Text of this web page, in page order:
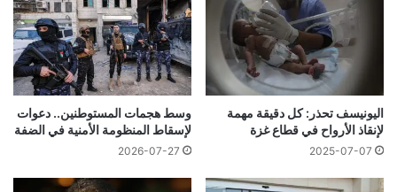
اليونيسف تحذر: كل دقيقة مهمة
لإنقاذ الأرواح في قطاع غزة
2025-07-07
وسط هجمات المستوطنين.. دعوات
لإسقاط المنظومة الأمنية في الضفة
2026-07-27